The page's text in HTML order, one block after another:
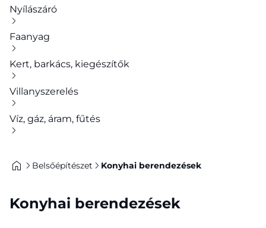
Nyílászáró
Faanyag
Kert, barkács, kiegészítők
Villanyszerelés
Víz, gáz, áram, fűtés
Belsőépítészet Konyhai berendezések
Konyhai berendezések